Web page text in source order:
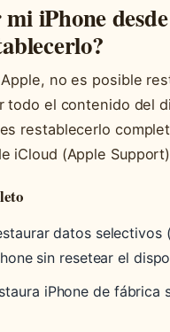
iPhone
no es posible
todo el contenido del
restablecerlo
iCloud (Apple
datos
sin resetear el
iPhone de fábrica